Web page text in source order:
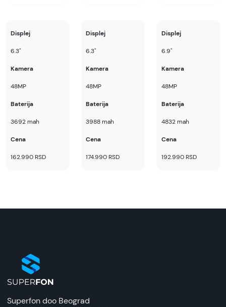
Napomena:
artikala budu što tačnije i detaljnije ali ne može
da garantuje da su svi podaci apsolutno ispravni.
Displej
6.3"
Kamera
48MP
Baterija
3692 mah
Cena
162.990 RSD
Displej
6.3"
Kamera
48MP
Baterija
3988 mah
Cena
174.990 RSD
Displej
6.9"
Kamera
48MP
Baterija
4832 mah
Cena
192.990 RSD
Superfon doo Beograd